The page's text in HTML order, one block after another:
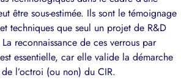
être sous-estimée. Ils sont le témoignage
techniques que seul un projet de R&D
reconnaissance de ces verrous par
essentielle, car elle valide la démarche
l’octroi (ou non) du CIR.